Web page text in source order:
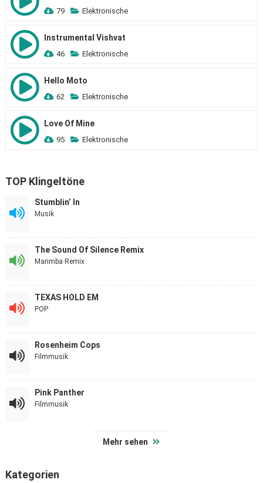
79 Elektronische
Instrumental Vishvat
46 Elektronische
Hello Moto
62 Elektronische
Love Of Mine
95 Elektronische
TOP Klingeltöne
Stumblin’ In
Musik
The Sound Of Silence Remix
Marimba Remix
TEXAS HOLD EM
POP
Rosenheim Cops
Filmmusik
Pink Panther
Filmmusik
Mehr sehen
Kategorien